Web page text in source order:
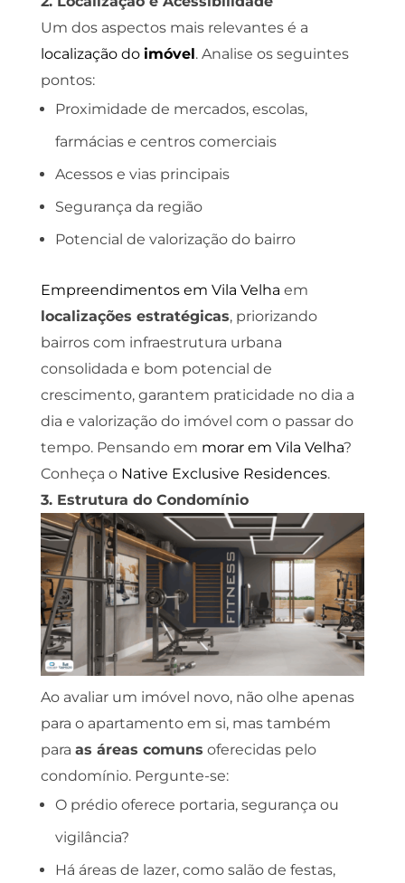
Um dos aspectos mais relevantes é a
localização do imóvel. Analise os seguintes
pontos:
Proximidade de mercados, escolas,
farmácias e centros comerciais
Acessos e vias principais
Segurança da região
Potencial de valorização do bairro
Empreendimentos em Vila Velha em
localizações estratégicas, priorizando
bairros com infraestrutura urbana
consolidada e bom potencial de
crescimento, garantem praticidade no dia a
dia e valorização do imóvel com o passar do
tempo. Pensando em morar em Vila Velha?
Conheça o Native Exclusive Residences.
3. Estrutura do Condomínio
Ao avaliar um imóvel novo, não olhe apenas
para o apartamento em si, mas também
para as áreas comuns oferecidas pelo
condomínio. Pergunte-se:
O prédio oferece portaria, segurança ou
vigilância?
Há áreas de lazer, como salão de festas,